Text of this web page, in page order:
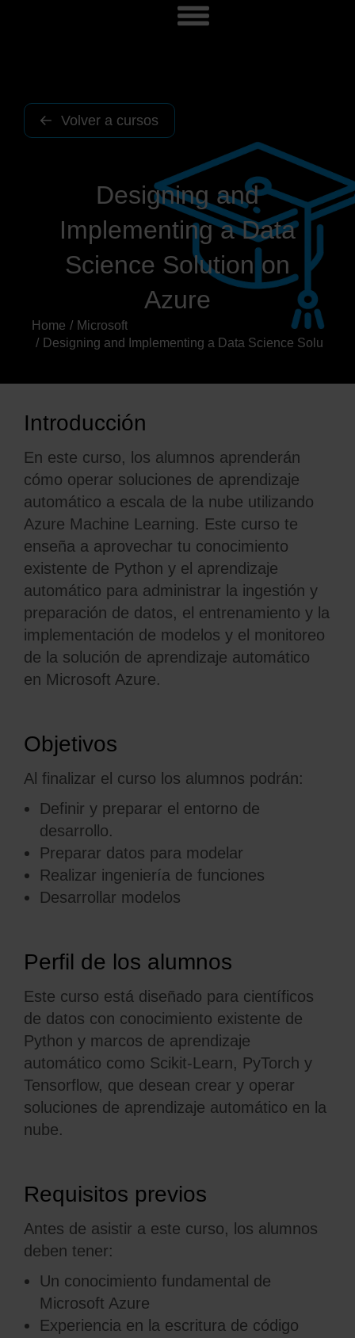
Volver a cursos
Designing and
Implementing a Data
Science Solution on
Azure
You are here:
Home
Microsoft
Designing and Implementing a Data Science Solution
Introducción
En este curso, los alumnos aprenderán
cómo operar soluciones de aprendizaje
automático a escala de la nube utilizando
Azure Machine Learning. Este curso te
enseña a aprovechar tu conocimiento
existente de Python y el aprendizaje
automático para administrar la ingestión y
preparación de datos, el entrenamiento y la
implementación de modelos y el monitoreo
de la solución de aprendizaje automático
en Microsoft Azure.
Objetivos
Al finalizar el curso los alumnos podrán:
Definir y preparar el entorno de
desarrollo.
Preparar datos para modelar
Realizar ingeniería de funciones
Desarrollar modelos
Perfil de los alumnos
Este curso está diseñado para científicos
de datos con conocimiento existente de
Python y marcos de aprendizaje
automático como Scikit-Learn, PyTorch y
Tensorflow, que desean crear y operar
soluciones de aprendizaje automático en la
nube.
Requisitos previos
Antes de asistir a este curso, los alumnos
deben tener:
Un conocimiento fundamental de
Microsoft Azure
Experiencia en la escritura de código